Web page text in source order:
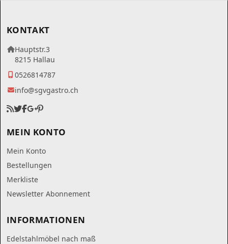
KONTAKT
Hauptstr.3
8215 Hallau
0526814787
info@sgvgastro.ch
MEIN KONTO
Mein Konto
Bestellungen
Merkliste
Newsletter Abonnement
INFORMATIONEN
Edelstahlmöbel nach maß